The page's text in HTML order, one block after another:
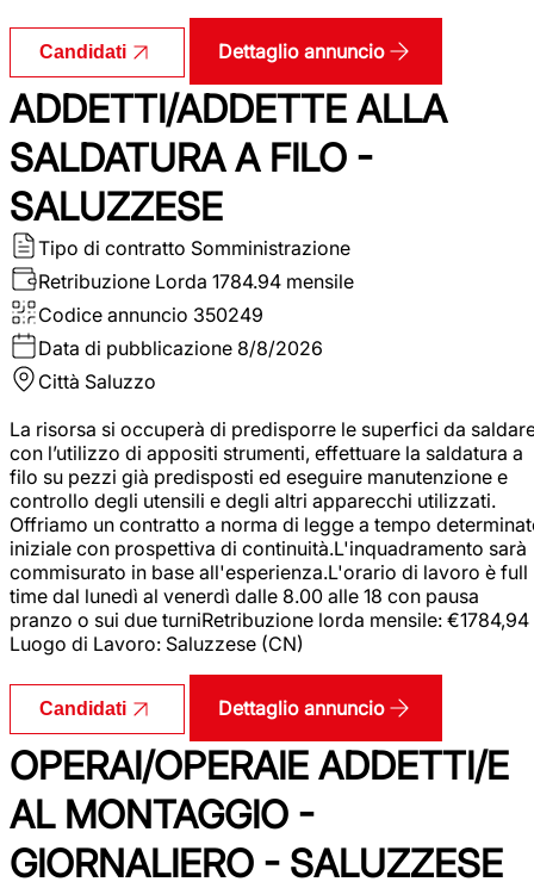
Candidati Dettaglio annuncio
ADDETTI/ADDETTE ALLA
SALDATURA A FILO -
SALUZZESE
Tipo di contratto Somministrazione
Retribuzione Lorda 1784.94 mensile
Codice annuncio 350249
Data di pubblicazione 8/8/2026
Città Saluzzo
La risorsa si occuperà di predisporre le superfici da
con l’utilizzo di appositi strumenti, effettuare la saldatura a
filo su pezzi già predisposti ed eseguire manutenzione e
controllo degli utensili e degli altri apparecchi utilizzati.
Offriamo un contratto a norma di legge a tempo
iniziale con prospettiva di continuità.L'inquadramento sarà
commisurato in base all'esperienza.L'orario di lavoro è full
time dal lunedì al venerdì dalle 8.00 alle 18 con pausa
pranzo o sui due turniRetribuzione lorda mensile: €1784,94
Luogo di Lavoro: Saluzzese (CN)
Candidati Dettaglio annuncio
OPERAI/OPERAIE ADDETTI/E
AL MONTAGGIO -
GIORNALIERO - SALUZZESE